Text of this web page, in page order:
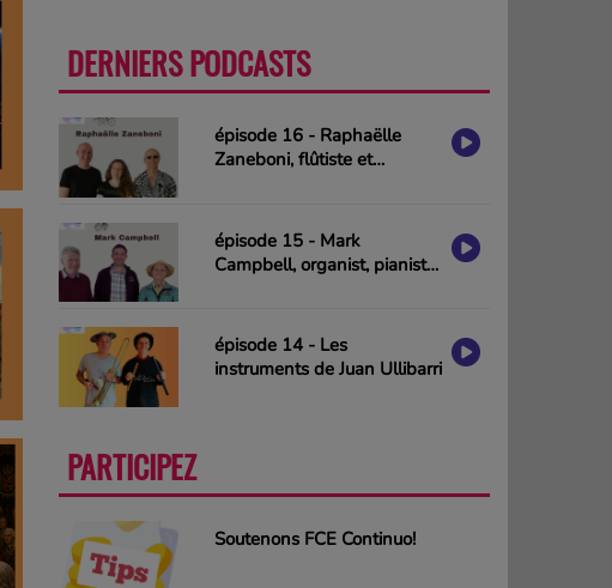
DERNIERS PODCASTS
épisode 16 - Raphaëlle
Zaneboni, flûtiste et
épisode 15 - Mark
Campbell, organist, pianist
épisode 14 - Les
instruments de Juan Ullibarri
PARTICIPEZ
Soutenons FCE Continuo!